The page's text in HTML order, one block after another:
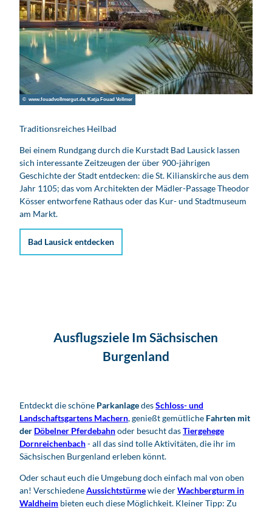
© www.fouadvollmergut.de, Katja Fouad Vollmer
Traditionsreiches Heilbad
Bei einem Rundgang durch die Kurstadt Bad Lausick lassen
sich interessante Zeitzeugen der über 900-jährigen
Geschichte der Stadt entdecken: die St. Kilianskirche aus dem
Jahr 1105; das vom Architekten der Mädler-Passage Theodor
Kösser entworfene Rathaus oder das Kur- und Stadtmuseum
am Markt.
Bad Lausick entdecken
Ausflugsziele Im Sächsischen
Burgenland
Entdeckt die schöne ParkanlagedesSchloss- und
Landschaftsgartens Machern, genießt gemütliche Fahrten mit
der Döbelner Pferdebahnoder besucht dasTiergehege
Dornreichenbach- all das sind tolle Aktivitäten, die ihr im
Sächsischen Burgenland erleben könnt.
Oder schaut euch die Umgebung doch einfach mal von oben
an! VerschiedeneAussichtstürmewie derWachbergturm in
Waldheim bieten euch diese Möglichkeit. Kleiner Tipp: Zu